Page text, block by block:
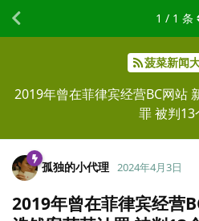
菠菜新闻
2019年曾在菲律宾经营BC网站
罪 被判13
1 / 1 条
孤独的小代理 2024年4月3日
2019年曾在菲律宾经营